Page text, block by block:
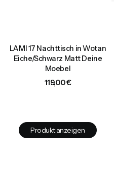
LAMI 17 Nachttisch in Wotan
Eiche/Schwarz Matt Deine
Moebel
Preis
119,00 €
Produkt anzeigen